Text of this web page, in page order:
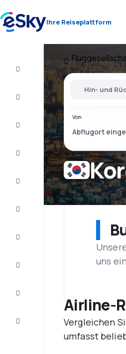
Ihre Reiseplattform
Flug+Hotel
Kurzurlaub
Kundenservice
Hin- und
Von
uns
Airline-
Vergleichen
umfasst